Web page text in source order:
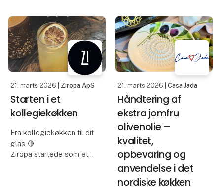
Besøget starter med en
guidet tur rundt på
messen, hvorefter
Ambassadøren vil
besøge nogle
Her vil
Økonomiministeren
overrække
førstepræmien i
Danmarks Bedste Bager,
afholdt
21. marts 2026 | Ziropa ApS
Starten i et
kollegiekøkken
Fra kollegiekøkken til dit
glas 🍋
Ziropa startede som et
21. marts 2026 | Casa Jada
Håndtering af
ekstra jomfru
olivenolie –
kvalitet,
opbevaring og
anvendelse i det
nordiske køkken